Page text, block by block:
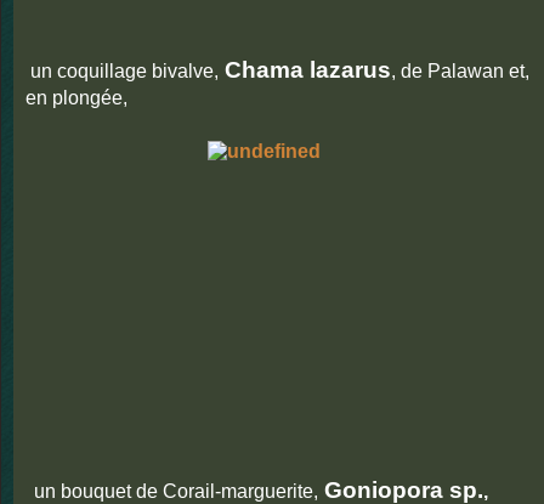
un coquillage bivalve, Chama lazarus, de Palawan et,
en plongée,
un bouquet de Corail-marguerite, Goniopora sp.,